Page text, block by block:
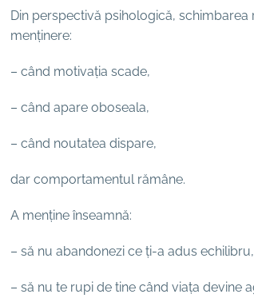
Din perspectivă psihologică,
menținere:
– când motivația scade,
– când apare oboseala,
– când noutatea dispare,
dar comportamentul rămâne.
A menține înseamnă:
– să nu abandonezi ce ți-a adus echilibru,
– să nu te rupi de tine când viața devine